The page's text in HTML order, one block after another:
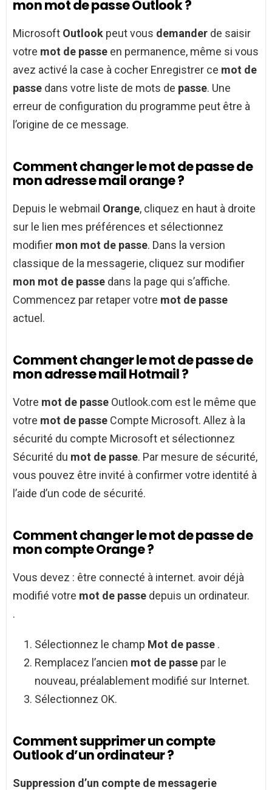
mon mot de passe Outlook ?
Microsoft Outlook peut vous demander de saisir
votre mot de passe en permanence, même si vous
avez activé la case à cocher Enregistrer ce mot de
passe dans votre liste de mots de passe. Une
erreur de configuration du programme peut être à
l’origine de ce message.
Comment changer le mot de passe de
mon adresse mail orange ?
Depuis le webmail Orange, cliquez en haut à droite
sur le lien mes préférences et sélectionnez
modifier mon mot de passe. Dans la version
classique de la messagerie, cliquez sur modifier
mon mot de passe dans la page qui s’affiche.
Commencez par retaper votre mot de passe
actuel.
Comment changer le mot de passe de
mon adresse mail Hotmail ?
Votre mot de passe Outlook.com est le même que
votre mot de passe Compte Microsoft. Allez à la
sécurité du compte Microsoft et sélectionnez
Sécurité du mot de passe. Par mesure de sécurité,
vous pouvez être invité à confirmer votre identité à
l’aide d’un code de sécurité.
Comment changer le mot de passe de
mon compte Orange ?
Vous devez : être connecté à internet. avoir déjà
modifié votre mot de passe depuis un ordinateur.
.
Sélectionnez le champ Mot de passe .
Remplacez l’ancien mot de passe par le
nouveau, préalablement modifié sur Internet.
Sélectionnez OK.
Comment supprimer un compte
Outlook d’un ordinateur ?
Suppression d’un compte de messagerie